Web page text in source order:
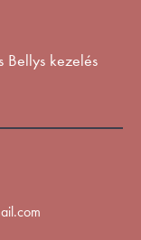
Bellys kezelés